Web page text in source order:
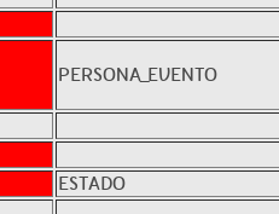
PERSONA_EVENTO
ESTADO